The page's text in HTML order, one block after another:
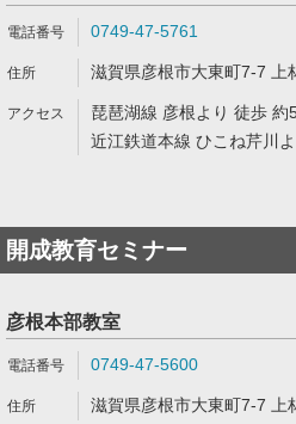
0749-47-5761
滋賀県彦根市大東町7-7 上
琵琶湖線 彦根より 徒歩 約
近江鉄道本線 ひこね芹川
開成教育セミナー
彦根本部教室
0749-47-5600
滋賀県彦根市大東町7-7 上